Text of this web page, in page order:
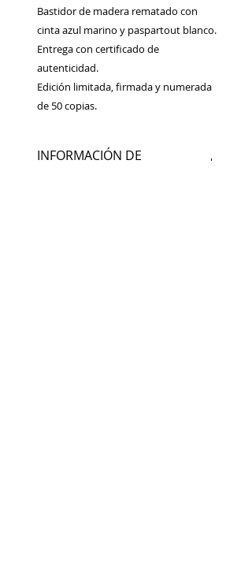
Bastidor de madera rematado con
cinta azul marino y paspartout blanco.
Entrega con certificado de
autenticidad.
Edición limitada, firmada y numerada
de 50 copias.
INFORMACIÓN DE